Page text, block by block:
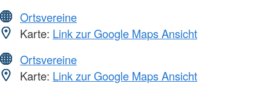
Ortsvereine
Karte: Link zur Google Maps Ansicht
Ortsvereine
Karte: Link zur Google Maps Ansicht